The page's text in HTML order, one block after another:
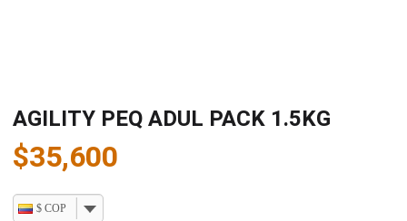
AGILITY PEQ ADUL PACK 1.5KG
$35,600
$ COP